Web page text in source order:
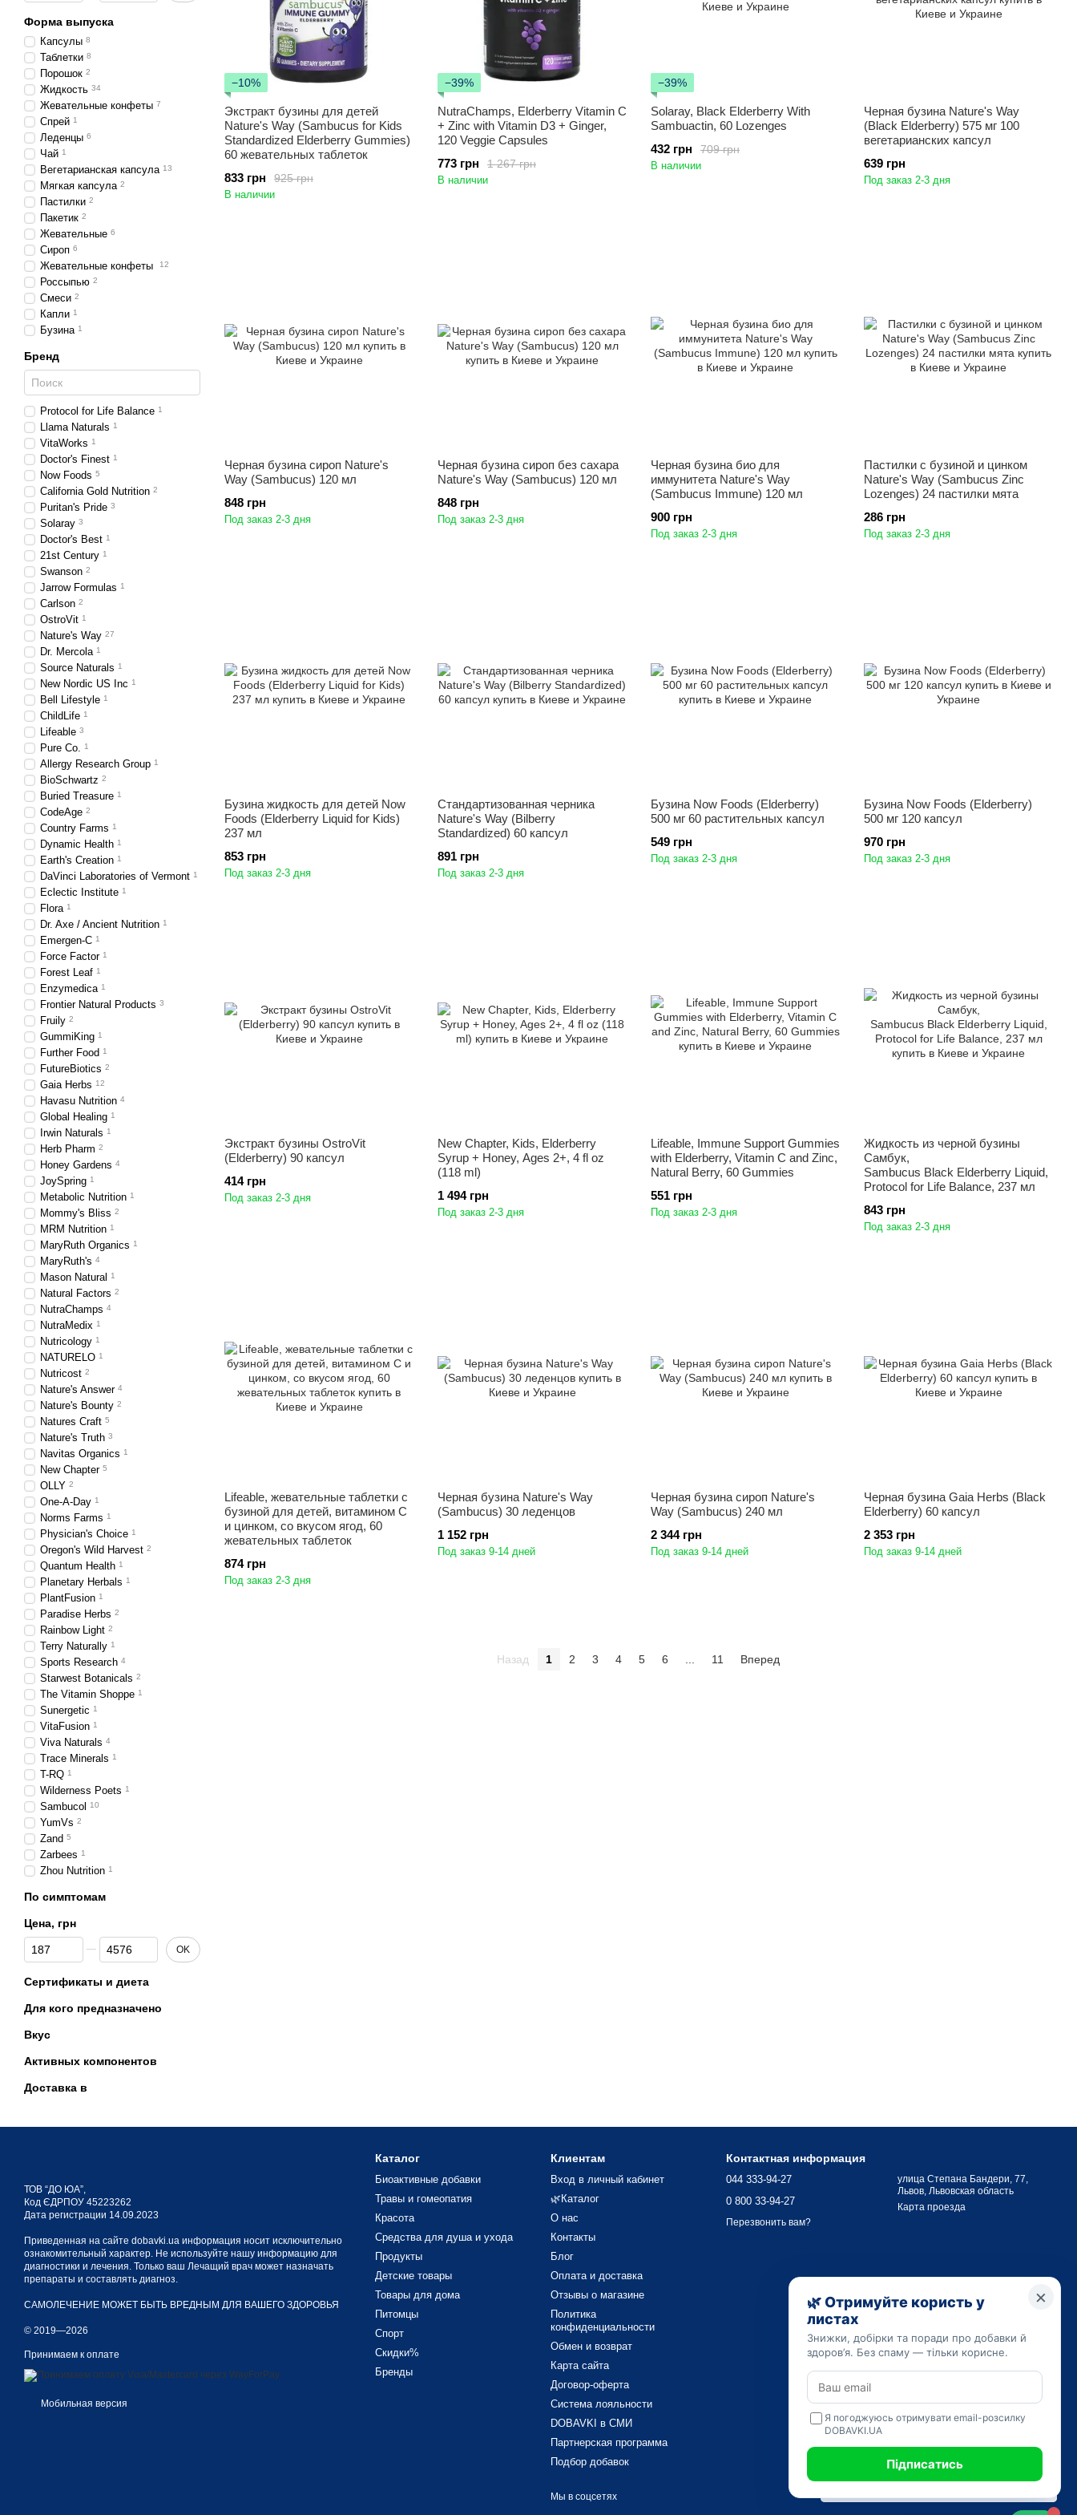
−10%
Экстракт бузины для детей
Nature's Way (Sambucus for Kids
Standardized Elderberry Gummies)
60 жевательных таблеток
925 грн
833 грн
В наличии
−39%
NutraChamps, Elderberry Vitamin C
+ Zinc with Vitamin D3 + Ginger,
120 Veggie Capsules
1 267 грн
773 грн
В наличии
−39%
Solaray, Black Elderberry With
Sambuactin, 60 Lozenges
709 грн
432 грн
В наличии
Черная бузина Nature's Way
(Black Elderberry) 575 мг 100
вегетарианских капсул
639 грн
Под заказ 2-3 дня
Черная бузина сироп Nature's
Way (Sambucus) 120 мл
848 грн
Под заказ 2-3 дня
Черная бузина сироп без сахара
Nature's Way (Sambucus) 120 мл
848 грн
Под заказ 2-3 дня
Черная бузина био для
иммунитета Nature's Way
(Sambucus Immune) 120 мл
900 грн
Под заказ 2-3 дня
Пастилки с бузиной и цинком
Nature's Way (Sambucus Zinc
Lozenges) 24 пастилки мята
286 грн
Под заказ 2-3 дня
Бузина жидкость для детей Now
Foods (Elderberry Liquid for Kids)
237 мл
853 грн
Под заказ 2-3 дня
Стандартизованная черника
Nature's Way (Bilberry
Standardized) 60 капсул
891 грн
Под заказ 2-3 дня
Бузина Now Foods (Elderberry)
500 мг 60 растительных капсул
549 грн
Под заказ 2-3 дня
Бузина Now Foods (Elderberry)
500 мг 120 капсул
970 грн
Под заказ 2-3 дня
Экстракт бузины OstroVit
(Elderberry) 90 капсул
414 грн
Под заказ 2-3 дня
New Chapter, Kids, Elderberry
Syrup + Honey, Ages 2+, 4 fl oz
(118 ml)
1 494 грн
Под заказ 2-3 дня
Lifeable, Immune Support Gummies
with Elderberry, Vitamin C and Zinc,
Natural Berry, 60 Gummies
551 грн
Под заказ 2-3 дня
Жидкость из черной бузины
Самбук,
Sambucus Black Elderberry Liquid,
Protocol for Life Balance, 237 мл
843 грн
Под заказ 2-3 дня
Lifeable, жевательные таблетки с
бузиной для детей, витамином C
и цинком, со вкусом ягод, 60
жевательных таблеток
874 грн
Под заказ 2-3 дня
Черная бузина Nature's Way
(Sambucus) 30 леденцов
1 152 грн
Под заказ 9-14 дней
Черная бузина сироп Nature's
Way (Sambucus) 240 мл
2 344 грн
Под заказ 9-14 дней
Черная бузина Gaia Herbs (Black
Elderberry) 60 капсул
2 353 грн
Под заказ 9-14 дней
Назад 1 2 3 4 5 6 11 Вперед
Форма выпуска
Капсулы 8
Таблетки 8
Порошок 2
Жидкость 34
Жевательные конфеты 7
Спрей 1
Леденцы 6
Чай 1
Вегетарианская капсула 13
Мягкая капсула 2
Пастилки 2
Пакетик 2
Жевательные 6
Сироп 6
Жевательные конфеты 12
Россыпью 2
Смеси 2
Капли 1
Бузина 1
Бренд
Protocol for Life Balance 1
Llama Naturals 1
VitaWorks 1
Doctor's Finest 1
Now Foods 5
California Gold Nutrition 2
Puritan's Pride 3
Solaray 3
Doctor's Best 1
21st Century 1
Swanson 2
Jarrow Formulas 1
Carlson 2
OstroVit 1
Nature's Way 27
Dr. Mercola 1
Source Naturals 1
New Nordic US Inc 1
Bell Lifestyle 1
ChildLife 1
Lifeable 3
Pure Co. 1
Allergy Research Group 1
BioSchwartz 2
Buried Treasure 1
CodeAge 2
Country Farms 1
Dynamic Health 1
Earth's Creation 1
DaVinci Laboratories of Vermont 1
Eclectic Institute 1
Flora 1
Dr. Axe / Ancient Nutrition 1
Emergen-C 1
Force Factor 1
Forest Leaf 1
Enzymedica 1
Frontier Natural Products 3
Fruily 2
GummiKing 1
Further Food 1
FutureBiotics 2
Gaia Herbs 12
Havasu Nutrition 4
Global Healing 1
Irwin Naturals 1
Herb Pharm 2
Honey Gardens 4
JoySpring 1
Metabolic Nutrition 1
Mommy's Bliss 2
MRM Nutrition 1
MaryRuth Organics 1
MaryRuth's 4
Mason Natural 1
Natural Factors 2
NutraChamps 4
NutraMedix 1
Nutricology 1
NATURELO 1
Nutricost 2
Nature's Answer 4
Nature's Bounty 2
Natures Craft 5
Nature's Truth 3
Navitas Organics 1
New Chapter 5
OLLY 2
One-A-Day 1
Norms Farms 1
Physician's Choice 1
Oregon's Wild Harvest 2
Quantum Health 1
Planetary Herbals 1
PlantFusion 1
Paradise Herbs 2
Rainbow Light 2
Terry Naturally 1
Sports Research 4
Starwest Botanicals 2
The Vitamin Shoppe 1
Sunergetic 1
VitaFusion 1
Viva Naturals 4
Trace Minerals 1
T-RQ 1
Wilderness Poets 1
Sambucol 10
YumVs 2
Zand 5
Zarbees 1
Zhou Nutrition 1
По симптомам
Цена, грн
От Цена, грн
До Цена, грн OK
Сертификаты и диета
Для кого предназначено
Вкус
Активных компонентов
Доставка в
ТОВ “ДО ЮА”,
Код ЄДРПОУ 45223262
Дата регистрации 14.09.2023
Приведенная на сайте dobavki.ua информация носит исключительно
ознакомительный характер. Не используйте нашу информацию для
диагностики и лечения. Только ваш Лечащий врач может назначать
препараты и составлять диагноз.
САМОЛЕЧЕНИЕ МОЖЕТ БЫТЬ ВРЕДНЫМ ДЛЯ ВАШЕГО ЗДОРОВЬЯ
© 2019—2026
Принимаем к оплате
Мобильная версия
Каталог
Биоактивные добавки
Травы и гомеопатия
Красота
Средства для душа и ухода
Продукты
Детские товары
Товары для дома
Питомцы
Спорт
Скидки%
Бренды
Клиентам
Вход в личный кабинет
🌿Каталог
О нас
Контакты
Блог
Оплата и доставка
Отзывы о магазине
Политика
конфиденциальности
Обмен и возврат
Карта сайта
Договор-оферта
Система лояльности
DOBAVKI в СМИ
Партнерская программа
Подбор добавок
Мы в соцсетях
Контактная информация
044 333-94-27
0 800 33-94-27
Перезвонить вам?
улица Степана Бандери, 77,
Львов, Львовская область
Карта проезда